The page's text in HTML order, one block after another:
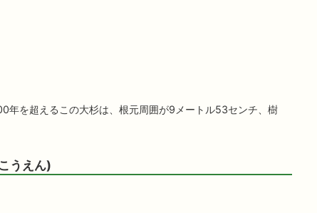
年を超えるこの大杉は、根元周囲が9メートル53センチ、樹
うえん)